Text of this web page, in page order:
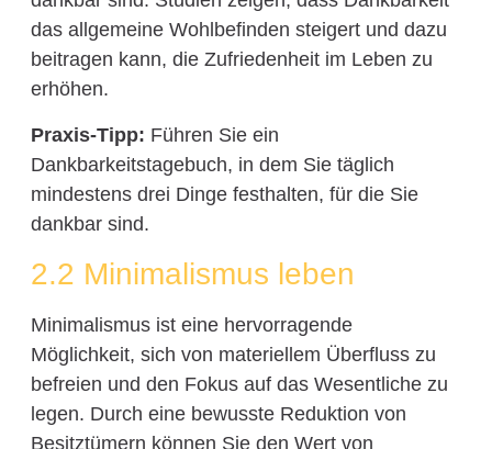
das allgemeine Wohlbefinden steigert und dazu
beitragen kann, die Zufriedenheit im Leben zu
erhöhen.
Praxis-Tipp: Führen Sie ein
Dankbarkeitstagebuch, in dem Sie täglich
mindestens drei Dinge festhalten, für die Sie
dankbar sind.
2.2 Minimalismus leben
Minimalismus ist eine hervorragende
Möglichkeit, sich von materiellem Überfluss zu
befreien und den Fokus auf das Wesentliche zu
legen. Durch eine bewusste Reduktion von
Besitztümern können Sie den Wert von